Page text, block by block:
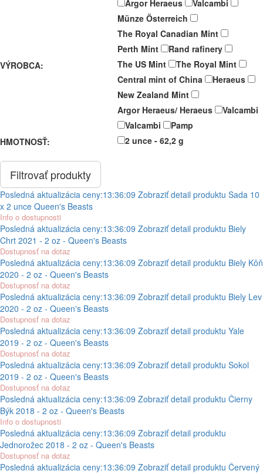
VÝROBCA:
Argor Heraeus
Valcambi
Münze Österreich
The Royal Canadian Mint
Perth Mint
Rand rafinery
The US Mint
The Royal Mint
Central mint of China
Heraeus
New Zealand Mint
Argor Heraeus/ Heraeus
Valcambi
Valcambi
Pamp
HMOTNOSŤ:
2 unce - 62,2 g
Posledná aktualizácia ceny:13:36:09 Zobraziť detail produktu Sada 10
x 2 unce Queen's Beasts
Info o dostupnosti
Posledná aktualizácia ceny:13:36:09 Zobraziť detail produktu Biely
Chrt 2021 - 2 oz - Queen's Beasts
Dostupnosť na dotaz
Posledná aktualizácia ceny:13:36:09 Zobraziť detail produktu Biely Kôň
2020 - 2 oz - Queen's Beasts
Dostupnosť na dotaz
Posledná aktualizácia ceny:13:36:09 Zobraziť detail produktu Biely Lev
2020 - 2 oz - Queen's Beasts
Dostupnosť na dotaz
Posledná aktualizácia ceny:13:36:09 Zobraziť detail produktu Yale
2019 - 2 oz - Queen's Beasts
Dostupnosť na dotaz
Posledná aktualizácia ceny:13:36:09 Zobraziť detail produktu Sokol
2019 - 2 oz - Queen's Beasts
Dostupnosť na dotaz
Posledná aktualizácia ceny:13:36:09 Zobraziť detail produktu Čierny
Býk 2018 - 2 oz - Queen's Beasts
Info o dostupnosti
Posledná aktualizácia ceny:13:36:09 Zobraziť detail produktu
Jednorožec 2018 - 2 oz - Queen's Beasts
Dostupnosť na dotaz
Posledná aktualizácia ceny:13:36:09 Zobraziť detail produktu Červený